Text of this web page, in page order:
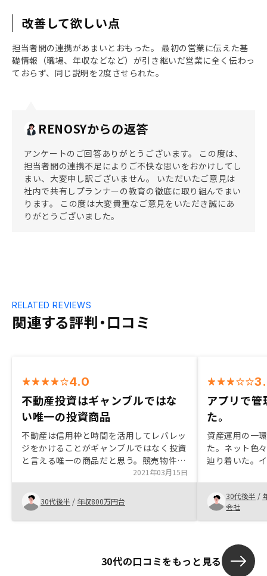
改善して欲しい点
担当者間の連携があまいとおもった。 最初の営業に伝えた基
礎情報（職場、年収などなど）が引き継いだ営業に全く伝わっ
ておらず、同じ説明を2度させられた。
RENOSYからの返答
アンケートのご回答ありがとうございます。 この度は、
担当者間の連携不足によりご不快な思いをおかけしてし
まい、大変申し訳ございません。 いただいたご意見は
社内で共有しプランナーの教育の徹底に取り組んでまい
ります。 この度は大変貴重なご意見をいただき誠にあ
りがとうございました。
関連する評判・口コミ
RELATED REVIEWS
4.0
不動産投資はギャンブルではな
い唯一の投資商品
不動産は信用枠と時間を活用してレバレッ
ジをかけることがギャンブルではなく投資
と言える唯一の商品だと思う。競売物件の
目利きをして、「この物件なら管理を引き
受けられる」という物件の落札をサポート
するサービスがほしい
2021年03月15日
30代後半 / 年収800万円台
アプリで
た。
資産運用の一
た。ネット色
辿り着いた。
ル化が進んで
った。営業担
た。
30代後半 /
会社
30代の口コミをもっと見る